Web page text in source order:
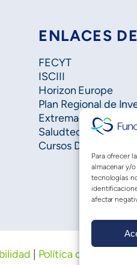
Para ofrecer
almacenar y/
tecnologías
afectar
ENLACES
FECYT
ISCIII
Horizon Europe
Plan Regional de
Extremadura Salud
Saludteca
Cursos DOE
Política de